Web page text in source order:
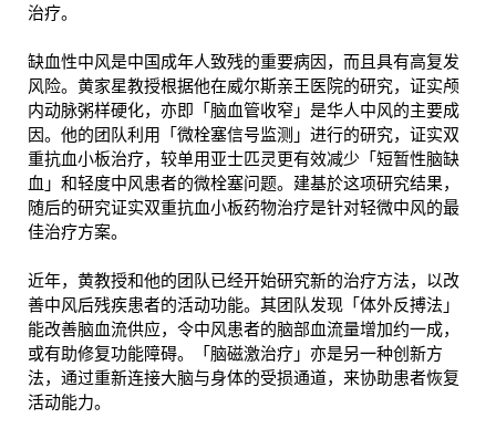
治疗。
缺血性中风是中国成年人致残的重要病因，而且具有高复发
风险。黄家星教授根据他在威尔斯亲王医院的研究，证实颅
内动脉粥样硬化，亦即「脑血管收窄」是华人中风的主要成
因。他的团队利用「微栓塞信号监测」进行的研究，证实双
重抗血小板治疗，较单用亚士匹灵更有效减少「短暂性脑缺
血」和轻度中风患者的微栓塞问题。建基於这项研究结果，
随后的研究证实双重抗血小板药物治疗是针对轻微中风的最
佳治疗方案。
近年，黄教授和他的团队已经开始研究新的治疗方法，以改
善中风后残疾患者的活动功能。其团队发现「体外反搏法」
能改善脑血流供应，令中风患者的脑部血流量增加约一成，
或有助修复功能障碍。「脑磁激治疗」亦是另一种创新方
法，通过重新连接大脑与身体的受损通道，来协助患者恢复
活动能力。